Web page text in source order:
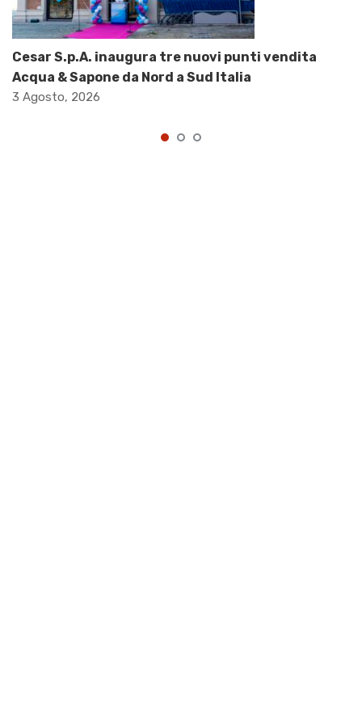
Cesar S.p.A. inaugura tre nuovi punti vendita
Acqua & Sapone da Nord a Sud Italia
3 Agosto, 2026